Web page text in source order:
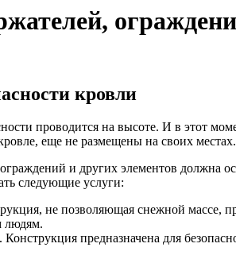
кровли
проводится на высоте. И в этот
еще не размещены на своих местах.
и других элементов
следующие услуги:
не позволяющая снежной массе,
людям.
предназначена для